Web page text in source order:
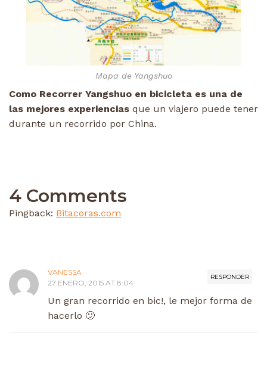
Mapa de Yangshuo
Como Recorrer Yangshuo en bicicleta es una de
las mejores experiencias que un viajero puede tener
durante un recorrido por China.
4 Comments
Pingback: Bitacoras.com
RESPONDER
VANESSA
27 ENERO, 2015 AT 8:04
Un gran recorrido en bic!, le mejor forma de
hacerlo 🙂